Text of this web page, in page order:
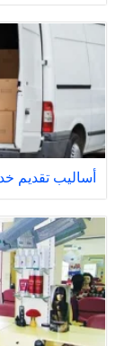
أساليب تقديم